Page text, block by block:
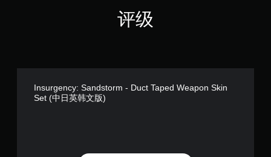
评级
Insurgency: Sandstorm - Duct Taped Weapon Skin
Set (中日英韩文版)